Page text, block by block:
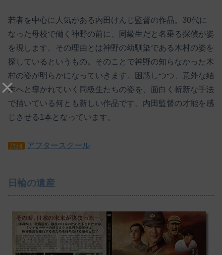
若者を中心に人気がある内田けんじ監督の作品。30代に
なった母校で働く神野の前に、同級生だと名乗る探偵が姿
を現します。その理由とは神野の幼馴染である木村の姿を
探しているというもの。そのことで神野の知らなかった木
村の姿が明らかになっていきます。困惑しつつ、意外な結
末へと導かれていく同級生たちの姿を、面白く斬新な手法
で描いている何とも新しい作品です。内田監督の才能を感
じさせる1本となっています。
詳細 アフタースクール
日輪の遺産